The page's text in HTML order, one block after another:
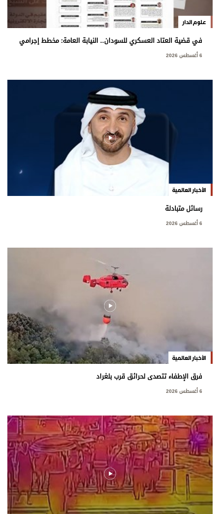
علوم الدار
في قضية العتاد العسكري للسودان.. النيابة العامة: مخطط إجرامي
استهدف المساس بسيادة الدولة6 أغسطس 2026
الأخبار العالمية
رسائل متبادلة
6 أغسطس 2026
الأخبار العالمية
فرق الإطفاء تتصدى لحرائق قرب بلغراد
6 أغسطس 2026